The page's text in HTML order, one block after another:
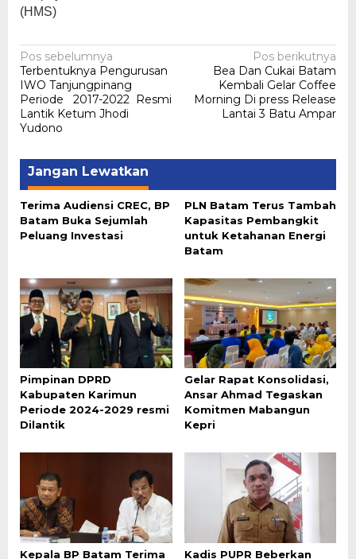
(HMS)
Navigasi
pos
Pos sebelumnya
Terbentuknya Pengurusan
IWO Tanjungpinang
Periode 2017-2022 Resmi
Lantik Ketum Jhodi
Yudono
Pos berikutnya
Bea Dan Cukai Batam
Kembali Gelar Coffee
Morning Di press Release
Lantai 3 Batu Ampar
Jangan Lewatkan
Terima Audiensi CREC, BP
Batam Buka Sejumlah
Peluang Investasi
PLN Batam Terus Tambah
Kapasitas Pembangkit
untuk Ketahanan Energi
Batam
Pimpinan DPRD
Kabupaten Karimun
Periode 2024-2029 resmi
Dilantik
Gelar Rapat Konsolidasi,
Ansar Ahmad Tegaskan
Komitmen Mabangun
Kepri
Kepala BP Batam Terima Kadis PUPR Beberkan